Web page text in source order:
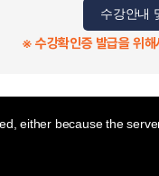
수강안내
※ 수강확인증 발급을 위
either because the